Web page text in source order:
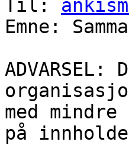
Til:
Emne:
med
på